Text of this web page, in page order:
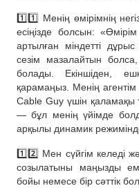
1️⃣1️⃣ Менің өмірімнің
есіңізде болсын:
артылған міндетті
сезім мазалайтын
болады. Екіншіден,
қарамаңыз. Менің
Cable Guy үшін қаламақы
— бұл менің үйімде
арқылы динамик
1️⃣2️⃣ Мен сүйгім келеді
созылатыны маңызды
бойы немесе бір сәттік